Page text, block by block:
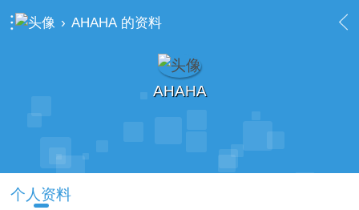
› AHAHA 的资料
AHAHA
个人资料